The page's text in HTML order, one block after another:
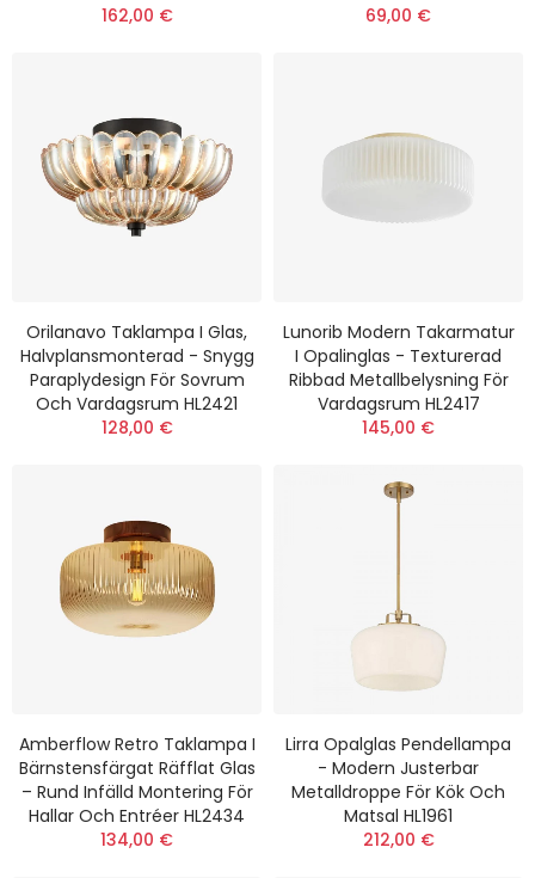
162,00 € 69,00 €
Orilanavo Taklampa I Glas,
Halvplansmonterad - Snygg
Paraplydesign För Sovrum
Och Vardagsrum HL2421
128,00 €
Lunorib Modern Takarmatur
I Opalinglas - Texturerad
Ribbad Metallbelysning För
Vardagsrum HL2417
145,00 €
Amberflow Retro Taklampa I
Bärnstensfärgat Räfflat Glas
– Rund Infälld Montering För
Hallar Och Entréer HL2434
134,00 €
Lirra Opalglas Pendellampa
- Modern Justerbar
Metalldroppe För Kök Och
Matsal HL1961
212,00 €